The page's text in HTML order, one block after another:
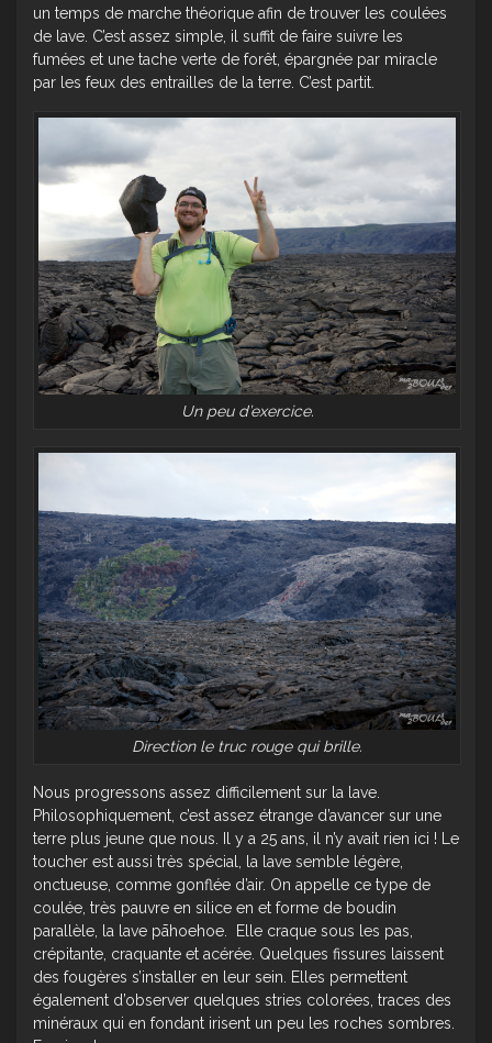
un temps de marche théorique afin de trouver les coulées
de lave. C’est assez simple, il suffit de faire suivre les
fumées et une tache verte de forêt, épargnée par miracle
par les feux des entrailles de la terre. C’est partit.
Un peu d’exercice.
Direction le truc rouge qui brille.
Nous progressons assez difficilement sur la lave.
Philosophiquement, c’est assez étrange d’avancer sur une
terre plus jeune que nous. Il y a 25 ans, il n’y avait rien ici ! Le
toucher est aussi très spécial, la lave semble légère,
onctueuse, comme gonflée d’air. On appelle ce type de
coulée, très pauvre en silice en et forme de boudin
parallèle, la lave pāhoehoe. Elle craque sous les pas,
crépitante, craquante et acérée. Quelques fissures laissent
des fougères s’installer en leur sein. Elles permettent
également d’observer quelques stries colorées, traces des
minéraux qui en fondant irisent un peu les roches sombres.